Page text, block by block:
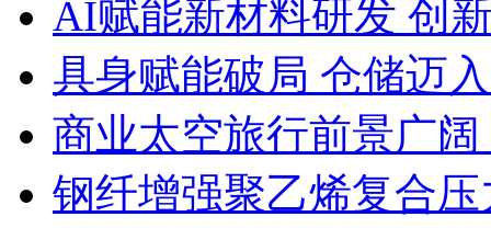
AI赋能新材料研发 创
具身赋能破局 仓储迈
商业太空旅行前景广
钢纤增强聚乙烯复合